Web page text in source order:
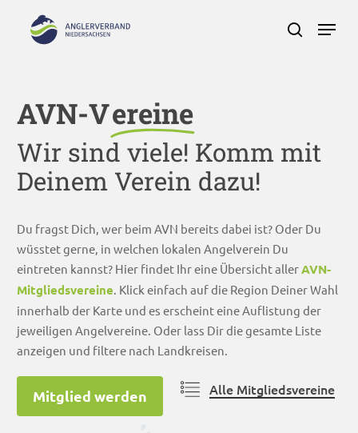
search
Menu
AVN-Vereine
Wir sind viele! Komm mit
Deinem Verein dazu!
Du fragst Dich, wer beim AVN bereits dabei ist? Oder Du
wüsstet gerne, in welchen lokalen Angelverein Du
eintreten kannst? Hier findet Ihr eine Übersicht allerAVN-
Mitgliedsvereine . Klick einfach auf die Region Deiner Wahl
innerhalb der Karte und es erscheint eine Auflistung der
jeweiligen Angelvereine. Oder lass Dir die gesamte Liste
anzeigen und filtere nach Landkreisen.
Mitglied werden Alle Mitgliedsvereine